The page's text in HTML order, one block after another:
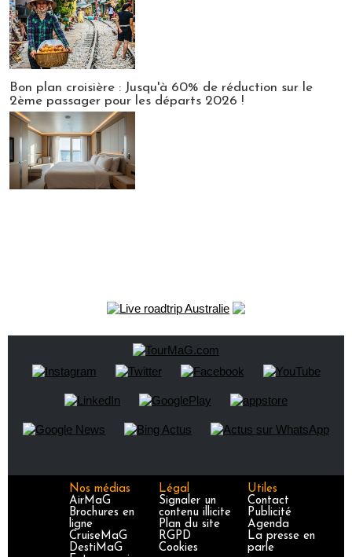
Bon plan croisière : Jusqu'à 60% de réduction sur le
2ème passager pour les départs 2026 !
Nos médias
AirMaG
Brochures en
ligne
CruiseMaG
DestiMaG
Légal
Signaler un
contenu illicite
Plan du site
RGPD
Cookies
Utiles
Contact
Publicité
Agenda
La presse en
parle